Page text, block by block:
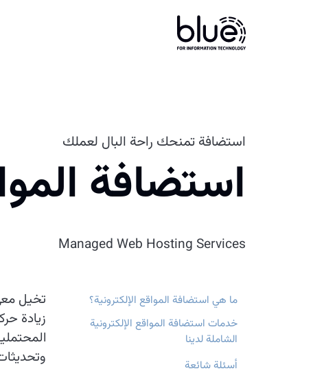
استضافة تمنحك راحة البال لعملك
استضافة
Managed Web Hosting Services
ما هي استضافة المواقع الإلكترونية؟
خدمات استضافة المواقع الإلكترونية
الشاملة لدينا
أسئلة شائعة
تخيل
زيادة